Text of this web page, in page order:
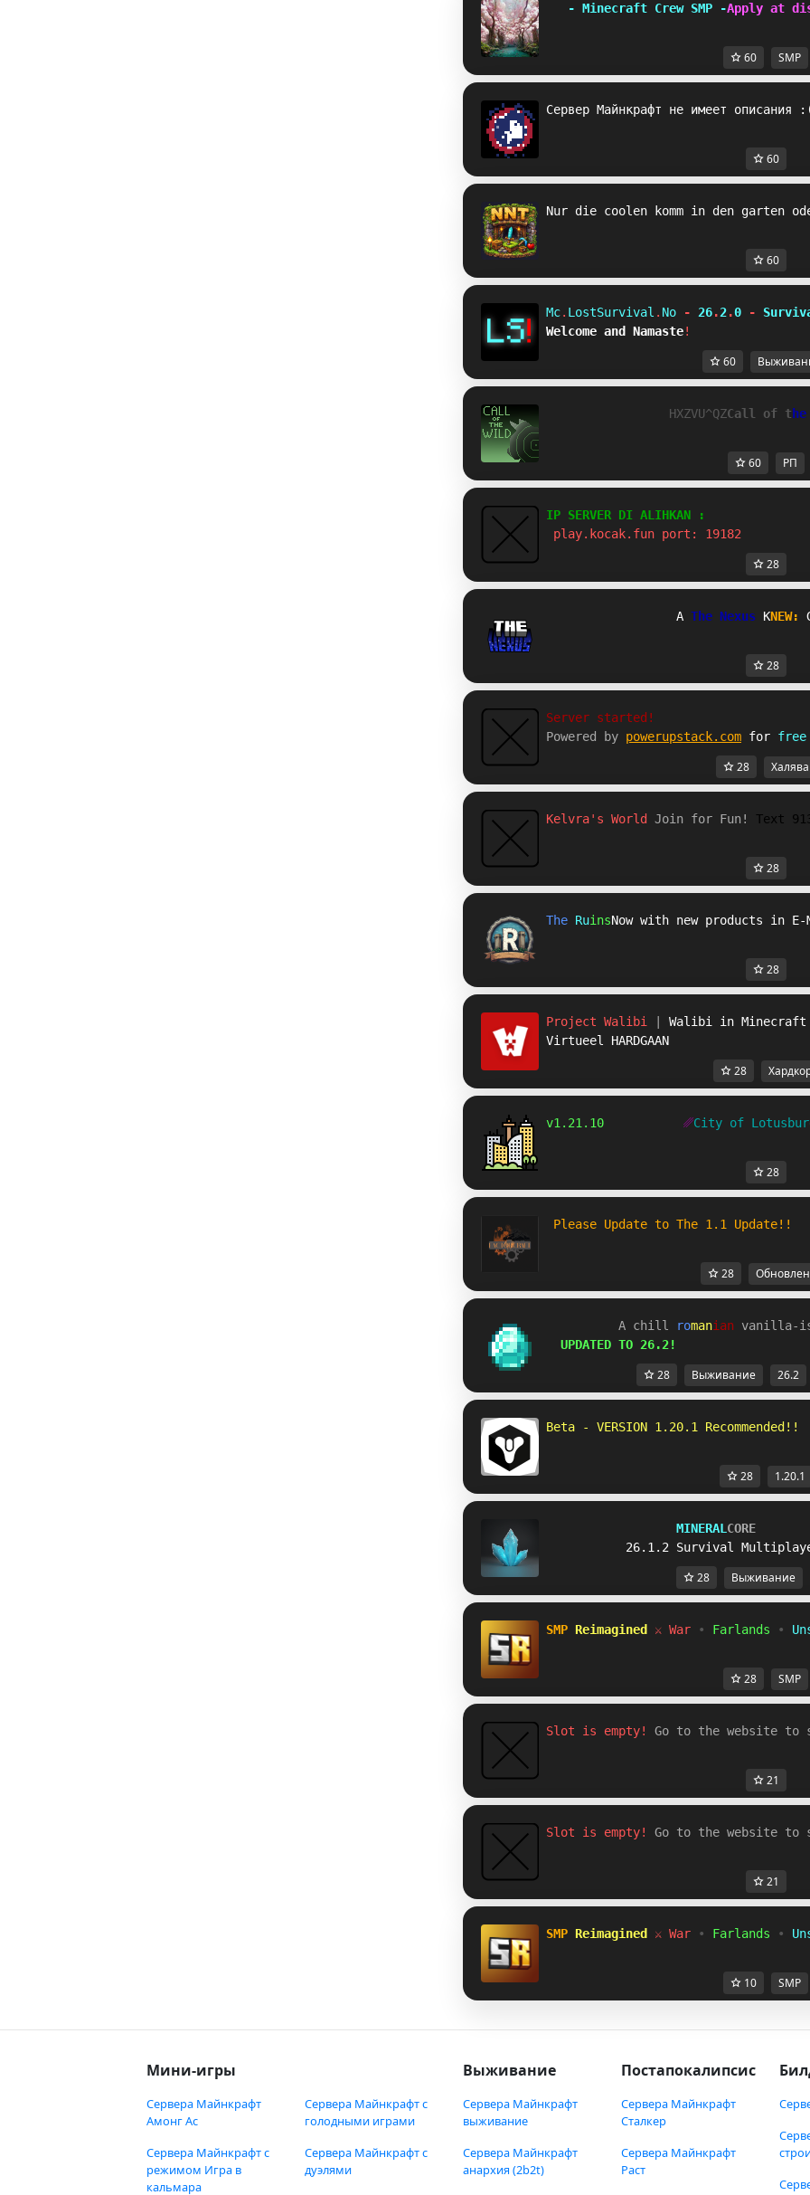
- Minecraft Crew SMP -Apply at
60 SMP
Сервер Майнкрафт не имеет описания
60
Nur die coolen komm in den garten
60
Mc. LostSurvival . No - 26.2.0 -
Welcome and Namaste!
60
MG_FM@NRCal l of t he
60 РП
IP SERVER DI ALIHKAN :
play.kocak.fun port: 19182
28
O The Nexus INEW:
28
Server started!
Powered by powerupstack.com for free
28 Халява
Kelvra's World Join for Fun! Text
28
The Rui nsNow with new products in
28
Project Walibi
Walibi in Minecraft
Virtueel HARDGAAN
28
v1.21.10 ␥City of
28
Please Update to The 1.1 Update!!
28
A chill romanian vanilla-
UPDATED TO 26.2!
28 Выживание 26.2
Beta - VERSION 1.20.1 Recommended!!
28 1.20.1
MINERAL CORE
26.1.2 Survival
28 Выживание
SMP Reimagined ⚔ War • Farlands •
28 SMP
Slot is empty! Go to the website to
21
Slot is empty! Go to the website to
21
SMP Reimagined ⚔ War • Farlands •
10 SMP
Мини-игры
Сервера Майнкрафт
Амонг Ас
Сервера Майнкрафт с
режимом Игра в
кальмара
Сервера Майнкрафт с
голодными играми
Сервера Майнкрафт с
дуэлями
Выживание
Сервера Майнкрафт
выживание
Сервера Майнкрафт
анархия (2b2t)
Постапокалипсис
Сервера Майнкрафт
Сталкер
Сервера Майнкрафт
Раст